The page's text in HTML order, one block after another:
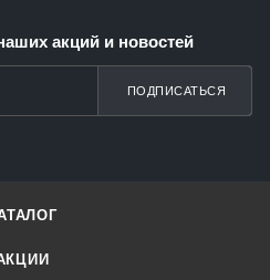
акций и новостей
ПОДПИСАТЬСЯ